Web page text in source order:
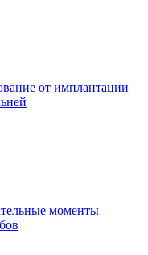
от имплантации
моменты